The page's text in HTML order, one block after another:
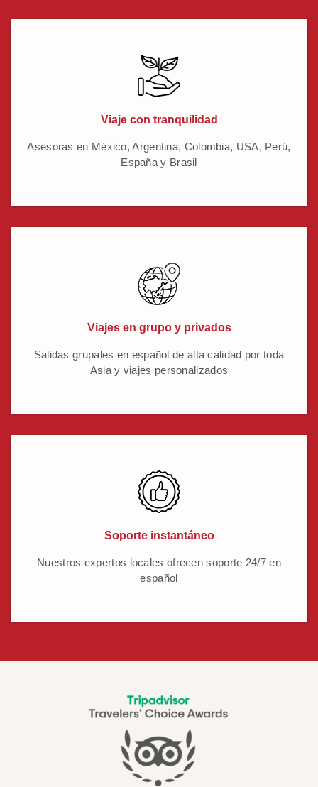
Viaje con tranquilidad
Asesoras en México, Argentina, Colombia, USA, Perú,
España y Brasil
Viajes en grupo y privados
Salidas grupales en español de alta calidad por toda
Asia y viajes personalizados
Soporte instantáneo
Nuestros expertos locales ofrecen soporte 24/7 en
español